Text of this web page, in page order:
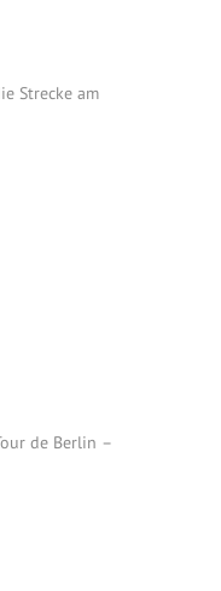
Strecke am
de Berlin –